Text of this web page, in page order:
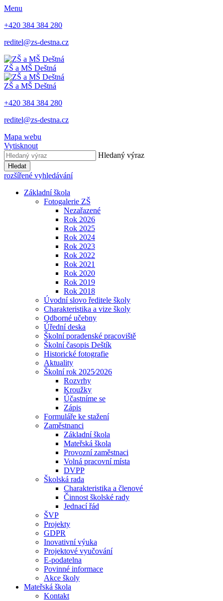
Menu
+420 384 384 280
reditel@zs-destna.cz
ZŠ a MŠ Deštná
ZŠ a MŠ Deštná
+420 384 384 280
reditel@zs-destna.cz
Mapa webu
Vytisknout
Hledaný výraz
Hledat
rozšířené vyhledávání
Základní škola
Fotogalerie ZŠ
Nezařazené
Rok 2026
Rok 2025
Rok 2024
Rok 2023
Rok 2022
Rok 2021
Rok 2020
Rok 2019
Rok 2018
Úvodní slovo ředitele školy
Charakteristika a vize školy
Odborné učebny
Úřední deska
Školní poradenské pracoviště
Školní časopis Deštík
Historické fotografie
Aktuality
Školní rok 2025⁄2026
Rozvrhy
Kroužky
Účastníme se
Zápis
Formuláře ke stažení
Zaměstnanci
Základní škola
Mateřská škola
Provozní zaměstnaci
Volná pracovní místa
DVPP
Školská rada
Charakteristika a členové
Činnost školské rady
Jednací řád
ŠVP
Projekty
GDPR
Inovativní výuka
Projektové vyučování
E-podatelna
Povinné informace
Akce školy
Mateřská škola
Kontakt